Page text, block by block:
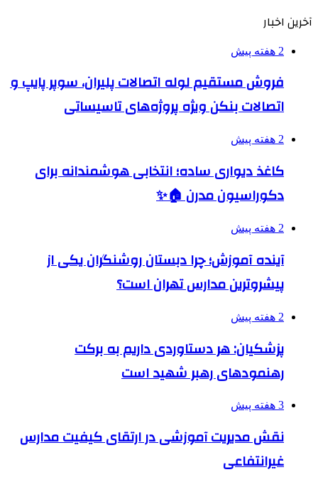
آخرین اخبار
2 هفته پیش
فروش مستقیم لوله اتصالات پلیران، سوپر پایپ و
اتصالات بنکن ویژه پروژه‌های تاسیساتی
2 هفته پیش
کاغذ دیواری ساده؛ انتخابی هوشمندانه برای
دکوراسیون مدرن 🏠✨
2 هفته پیش
آینده آموزش؛ چرا دبستان روشنگران یکی از
پیشروترین مدارس تهران است؟
2 هفته پیش
پزشکیان: هر دستاوردی داریم به برکت
رهنمودهای رهبر شهید است
3 هفته پیش
نقش مدیریت آموزشی در ارتقای کیفیت مدارس
غیرانتفاعی